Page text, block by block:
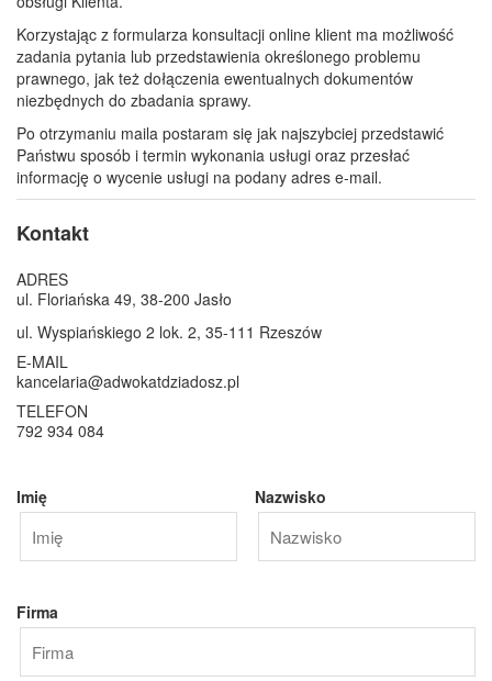
Korzystając z formularza konsultacji online klient ma możliwość
zadania pytania lub przedstawienia określonego problemu
prawnego, jak też dołączenia ewentualnych dokumentów
niezbędnych do zbadania sprawy.
Po otrzymaniu maila postaram się jak najszybciej przedstawić
Państwu sposób i termin wykonania usługi oraz przesłać
informację o wycenie usługi na podany adres e-mail.
Kontakt
ADRES
ul. Floriańska 49, 38-200 Jasło
ul. Wyspiańskiego 2 lok. 2, 35-111 Rzeszów
E-MAIL
kancelaria@adwokatdziadosz.pl
TELEFON
792 934 084
Imię Nazwisko
Firma